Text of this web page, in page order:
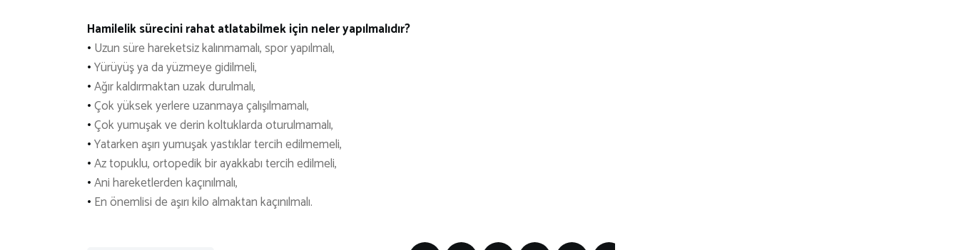
Hamilelik sürecini rahat atlatabilmek için neler yapılmalıdır?
• Uzun süre hareketsiz kalınmamalı, spor yapılmalı,
•Yürüyüş ya da yüzmeye gidilmeli,
•Ağır kaldırmaktan uzak durulmalı,
•Çok yüksek yerlere uzanmaya çalışılmamalı,
•Çok yumuşak ve derin koltuklarda oturulmamalı,
•Yatarken aşırı yumuşak yastıklar tercih edilmemeli,
•Az topuklu, ortopedik bir ayakkabı tercih edilmeli,
•Ani hareketlerden kaçınılmalı,
• En önemlisi de aşırı kilo almaktan kaçınılmalı.